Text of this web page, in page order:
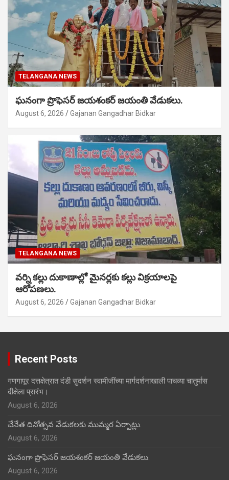
TELANGANA NEWS
ఘనంగా ప్రొఫెసర్ జయశంకర్ జయంతి వేడుకలు.
August 6, 2026 Gajanan Gangadhar Bidkar
TELANGANA NEWS
వర్ని కల్లు దుకాణాల్లో మైనర్లకు కల్లు విక్రయాలపై
ఆరోపణలు.
August 6, 2026 Gajanan Gangadhar Bidkar
Recent Posts
गणगापूर दत्तक्षेत्रात दंडी सुदर्शन स्वामीजींच्या मार्गदर्शनाखाली पाचव्या चातुर्मास
दीक्षेला प्रारंभ।
August 6, 2026
చేనేత దినోత్సవ వేడుకలకు ముమ్మర ఏర్పాట్లు.
August 6, 2026
ఘనంగా ప్రొఫెసర్ జయశంకర్ జయంతి వేడుకలు.
August 6, 2026